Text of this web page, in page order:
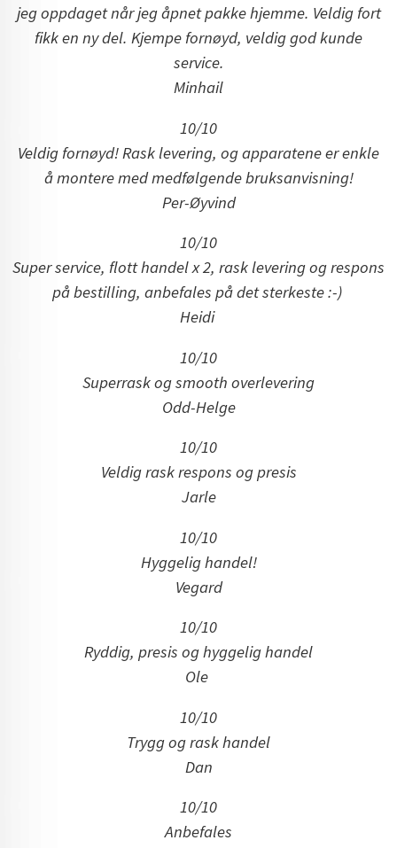
jeg oppdaget når jeg åpnet pakke hjemme. Veldig fort
fikk en ny del. Kjempe fornøyd, veldig god kunde
service.
Minhail
10/10
Veldig fornøyd! Rask levering, og apparatene er enkle
å montere med medfølgende bruksanvisning!
Per-Øyvind
10/10
Super service, flott handel x 2, rask levering og respons
på bestilling, anbefales på det sterkeste :-)
Heidi
10/10
Superrask og smooth overlevering
Odd-Helge
10/10
Veldig rask respons og presis
Jarle
10/10
Hyggelig handel!
Vegard
10/10
Ryddig, presis og hyggelig handel
Ole
10/10
Trygg og rask handel
Dan
10/10
Anbefales